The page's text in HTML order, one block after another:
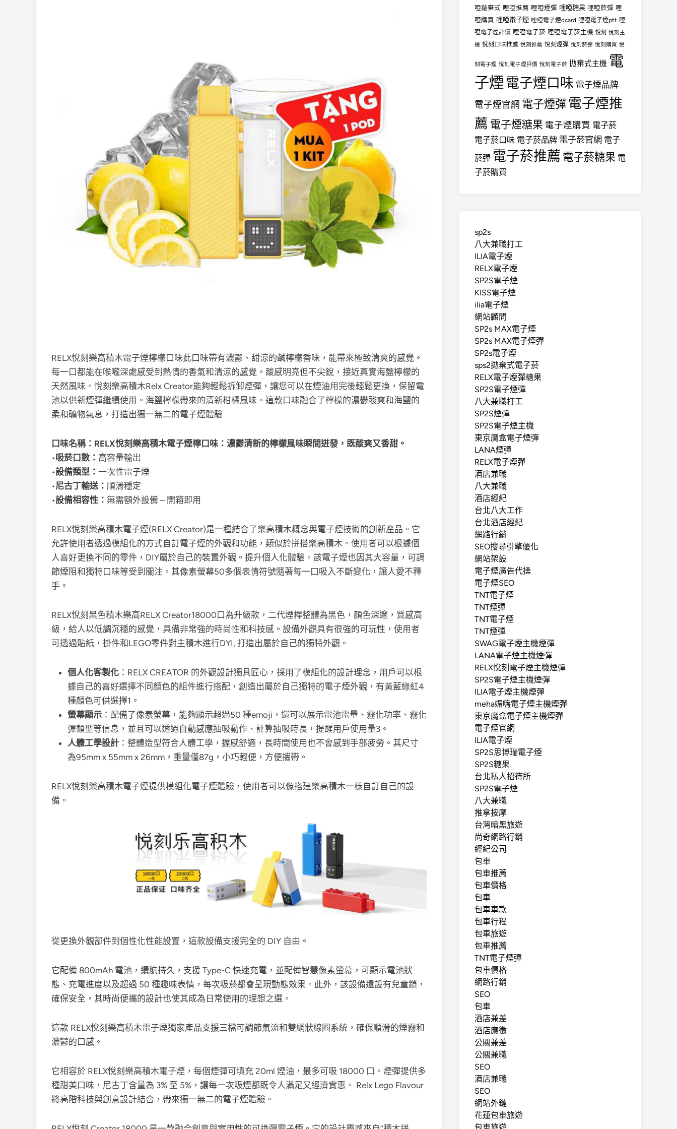
RELX悅刻樂高積木電子煙檸檬口 味此口味帶有濃鬱、甜涼的鹹檸檬香味，能帶來極致清爽的感覺。
每一口都能在喉嚨深處感受到熱情的香氣和清涼的感覺。酸感明亮但不尖銳，接近真實海鹽檸檬的
天然風味。悅刻樂高積木Relx Creator能夠輕鬆拆卸煙彈，讓您可以在煙油用完後輕鬆更換，保留電
池以供新煙彈繼續使用。海鹽檸檬帶來的清新柑橘風味。這款口味融合了檸檬的濃鬱酸爽和海鹽的
柔和礦物氣息，打造出獨一無二的電子煙體驗
口味名稱：RELX悅刻樂高積木電子煙檸口味：濃鬱清新的檸檬風味瞬間迸發，既酸爽又香甜。
•吸菸口數： 高容量輸出
•設備類型： 一次性電子煙
•尼古丁輸送： 順滑穩定
•設備相容性： 無需額外設備 – 開箱即用
RELX悅刻樂高積木電子煙(RELX Creator)是一種結合了樂高積木概念與電子煙技術的創新產品。它
允許使用者透過模組化的方式自訂電子煙的外觀和功能，類似於拼搭樂高積木。使用者可以根據個
人喜好更換不同的零件，DIY屬於自己的裝置外觀。提升個人化體驗。該電子煙也因其大容量，可調
節煙阻和獨特口味等受到關注。其像素螢幕50多個表情符號隨著每一口吸入不斷變化，讓人愛不釋
手。
RELX悅刻黑色積木樂高RELX Creator18000口為升級款，二代煙桿整體為黑色，顏色深邃，質感高
級，給人以低調沉穩的感覺，具備非常強的時尚性和科技感。設備外觀具有很強的可玩性，使用者
可透過貼紙，掛件和LEGO零件對主積木進行DYI, 打造出屬於自己的獨特外觀。
個人化客製化 ：RELX CREATOR 的外觀設計獨具匠心，採用了模組化的設計理念，用戶可以根
據自己的喜好選擇不同顏色的組件進行搭配，創造出屬於自己獨特的電子煙外觀，有黃藍綠紅4
種顏色可供選擇1 。
螢幕顯示 ：配備了像素螢幕，能夠顯示超過50 種emoji，還可以展示電池電量、霧化功率、霧化
彈類型等信息，並且可以透過自動感應抽吸動作、計算抽吸時長，提醒用戶使用量3 。
人體工學設計 ：整體造型符合人體工學，握感舒適，長時間使用也不會感到手部疲勞。其尺寸
為95mm x 55mm x 26mm，重量僅87g，小巧輕便，方便攜帶。
RELX悅刻樂高積木電子煙提供模組化電子煙體驗，使用者可以像搭建樂高積木一樣自訂自己的設
備。
從更換外觀部件到個性化性能設置，這款設備支援完全的 DIY 自由。
它配備 800mAh 電池，續航持久，支援 Type-C 快速充電，並配備智慧像素螢幕，可顯示電池狀
態、充電進度以及超過 50 種趣味表情，每次吸菸都會呈現動態效果。此外，該設備還設有兒童鎖，
確保安全，其時尚便攜的設計也使其成為日常使用的理想之選。
這款 RELX悅刻樂高積木電子煙獨家產品支援三檔可調節氣流和雙網狀線圈系統，確保順滑的煙霧和
濃鬱的口感。
它相容於 RELX悅刻樂高積木電子煙，每個煙彈可填充 20ml 煙油，最多可吸 18000 口。煙彈提供多
種甜美口味，尼古丁含量為 3% 至 5%，讓每一次吸煙都既令人滿足又經濟實惠。 Relx Lego Flavour
將高階科技與創意設計結合，帶來獨一無二的電子煙體驗。
啞拋棄式 哩啞推薦 哩啞煙彈 哩啞糖果 哩啞菸彈 哩
啞購買 哩啞電子煙 哩啞電子煙dcard 哩啞電子煙ptt 哩
啞電子煙評價 哩啞電子菸 哩啞電子菸主機 悅刻 悅刻主
機 悅刻口味推薦 悅刻推薦 悅刻煙彈 悅刻菸彈 悅刻購買 悅
刻電子煙 悅刻電子煙評價 悅刻電子菸 拋棄式主機 電
子煙 電子煙口味 電子煙品牌
電子煙官網 電子煙彈 電子煙推
薦 電子煙糖果 電子煙購買 電子菸
電子菸口味 電子菸品牌 電子菸官網 電子
菸彈 電子菸推薦 電子菸糖果 電
子菸購買
sp2s
八大兼職打工
ILIA電子煙
RELX電子煙
SP2S電子煙
KISS電子煙
ilia電子煙
網站顧問
SP2s MAX電子煙
SP2s MAX電子煙彈
SP2s電子煙
sps2拋棄式電子菸
RELX電子煙彈糖果
SP2S電子煙彈
八大兼職打工
SP2S煙彈
SP2S電子煙主機
東京魔盒電子煙彈
LANA煙彈
RELX電子煙彈
酒店兼職
八大兼職
酒店經紀
台北八大工作
台北酒店經紀
網路行銷
SEO搜尋引擎優化
網站架設
電子煙廣告代操
電子煙SEO
TNT電子煙
TNT煙彈
TNT電子煙
TNT煙彈
SWAG電子煙主機煙彈
LANA電子煙主機煙彈
RELX悅刻電子煙主機煙彈
SP2S電子煙主機煙彈
ILIA電子煙主機煙彈
meha媚嗨電子煙主機煙彈
東京魔盒電子煙主機煙彈
電子煙官網
ILIA電子煙
SP2S思博瑞電子煙
SP2S糖果
台北私人招待所
SP2S電子煙
八大兼職
推拿按摩
台灣暗黑旅遊
尚奇網路行銷
經紀公司
包車
包車推薦
包車價格
包車
包車車款
包車行程
包車旅遊
包車推薦
TNT電子煙彈
包車價格
網路行銷
SEO
包車
酒店兼差
酒店應徵
公關兼差
公關兼職
SEO
酒店兼職
SEO
網站外鏈
花蓮包車旅遊
包車旅遊